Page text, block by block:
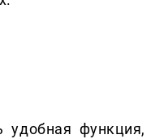
функция,